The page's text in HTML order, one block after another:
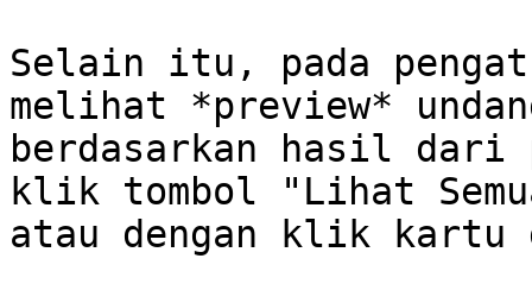
Selain itu, pada
melihat *preview*
berdasarkan hasil dari
klik tombol "Lihat
atau dengan klik kartu